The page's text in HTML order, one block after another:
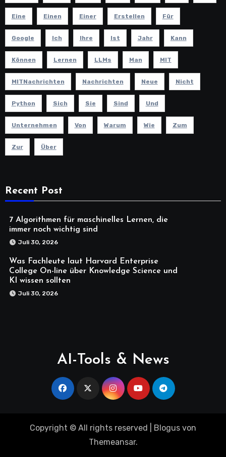
Eine Einen Einer Erstellen Für
Google Ich Ihre Ist Jahr Kann
Können Lernen LLMs Man MIT
MITNachrichten Nachrichten Neue Nicht
Python Sich Sie Sind Und
Unternehmen Von Warum Wie Zum
Zur Über
Recent Post
7 Algorithmen für maschinelles Lernen, die
immer noch wichtig sind
Juli 30, 2026
Was Fachleute laut Harvard Enterprise
College On-line über Knowledge Science und
KI wissen sollten
Juli 30, 2026
AI-Tools & News
Copyright © All rights reserved Blogus von
Themeansar.